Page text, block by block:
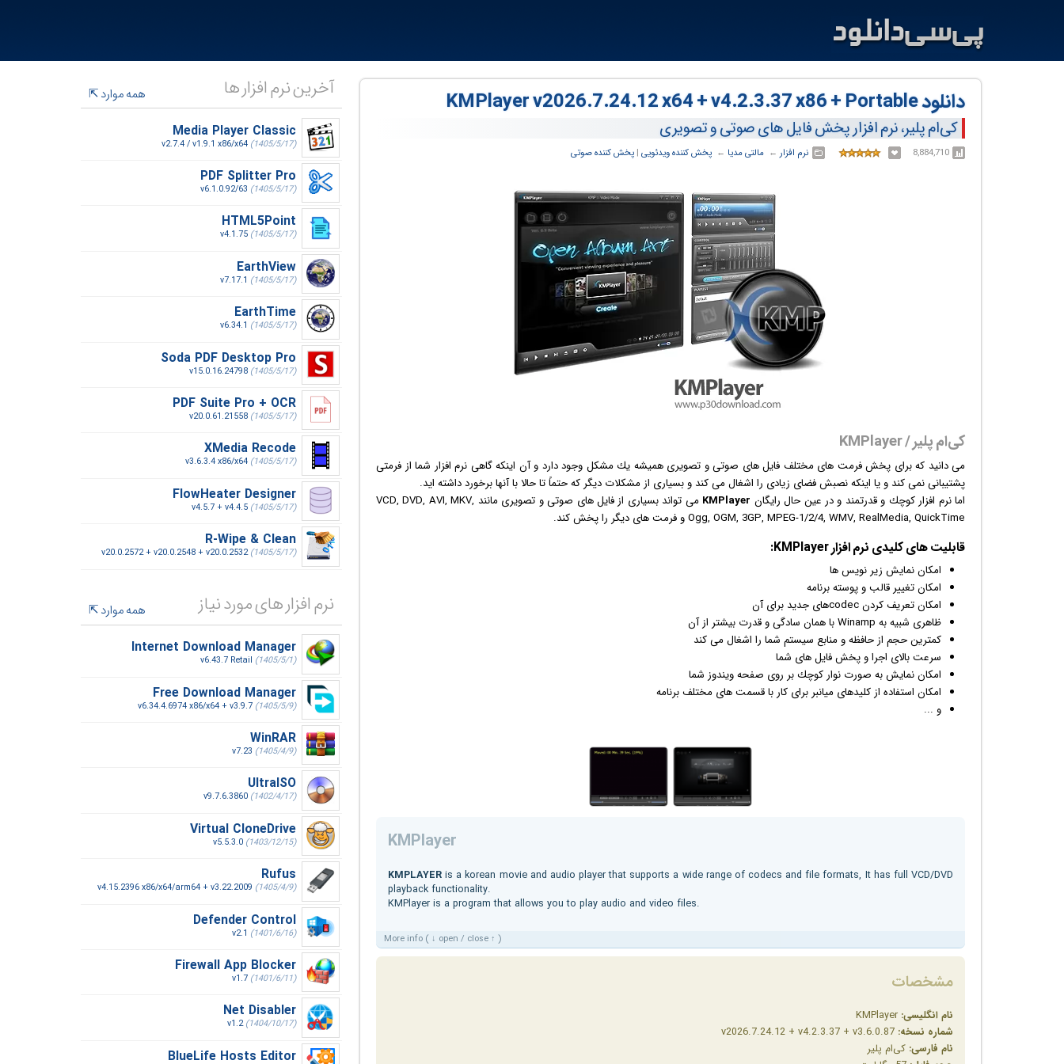
دانلود KMPlayer v2026.7.24.12 x64 + v4.2.3.37 x86 + Portable
کی‌ام پلیر، نرم افزار پخش فایل های صوتی و تصویری
8,884,710 نرم افزار ← ‏ مالتی مدیا ← ‏ پخش کننده ویدئویی ‏| پخش کننده صوتی
کی‌ام پلیر / KMPlayer
می دانید كه برای پخش فرمت های مختلف فایل های صوتی و تصویری همیشه یك مشكل وجود دارد و آن اینكه گاهی نرم افزار شما از فرمتی
پشتیبانی نمی كند و یا اینكه نصبش فضای زیادی را اشغال می كند و بسیاری از مشكلات دیگر كه حتماً تا حالا با آنها برخورد داشته اید.
اما نرم افزار كوچك و قدرتمند و در عین حال رایگان KMPlayer
می تواند بسیاری از فایل های صوتی و تصویری مانند VCD, DVD, AVI, MKV,
Ogg, OGM, 3GP, MPEG-1/2/4, WMV, RealMedia, QuickTime و فرمت های دیگر را پخش كند.
قابلیت های کلیدی نرم افزار
امكان نمایش زیر نویس ها
امكان تغییر قالب و پوسته برنامه
امكان تعریف كردن codecهای جدید برای آن
ظاهری شبیه به Winamp با همان سادگی و قدرت بیشتر از آن
كمترین حجم از حافظه و منابع سیستم شما را اشغال می كند
سرعت بالای اجرا و پخش فایل های شما
امكان نمایش به صورت نوار كوچك بر روی صفحهویندوز شما
امكان استفاده از كلیدهای میانبر برای كار با قسمت های مختلف برنامه
و ...
KMPlayer
KMPLAYER is a korean movie and audio player that supports a wide range of codecs and file formats, It has full VCD/DVD
playback functionality.
KMPlayer is a program that allows you to play audio and video files.
More info ( ↓ open / close ↑ )
مشخصات
نام انگلیسی:
شماره نسخه:
نام فارسی: کی‌ام پلیر
آخرین نرم افزار ها
همه موارد
Media Player Classic
v2.7.4 / v1.9.1 x86/x64 (1405/5/17)
PDF Splitter Pro
v6.1.0.92/63 (1405/5/17)
HTML5Point
v4.1.75 (1405/5/17)
EarthView
v7.17.1 (1405/5/17)
EarthTime
v6.34.1 (1405/5/17)
Soda PDF Desktop Pro
v15.0.16.24798 (1405/5/17)
PDF Suite Pro + OCR
v20.0.61.21558 (1405/5/17)
XMedia Recode
v3.6.3.4 x86/x64 (1405/5/17)
FlowHeater Designer
v4.5.7 + v4.4.5 (1405/5/17)
R-Wipe & Clean
v20.0.2572 + v20.0.2548 + v20.0.2532(1405/5/17)
نرم افزار های مورد نیاز
همه موارد
Internet Download Manager
v6.43.7 Retail (1405/5/1)
Free Download Manager
v6.34.4.6974 x86/x64 + v3.9.7 (1405/5/9)
WinRAR
v7.23 (1405/4/9)
UltraISO
v9.7.6.3860 (1402/4/17)
Virtual CloneDrive
v5.5.3.0 (1403/12/15)
Rufus
v4.15.2396 x86/x64/arm64 + v3.22.2009 (1405/4/9)
Defender Control
v2.1 (1401/6/16)
Firewall App Blocker
v1.7 (1401/6/11)
Net Disabler
v1.2(1404/10/17)
BlueLife Hosts Editor